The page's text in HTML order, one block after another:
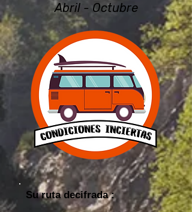
Abril - Octubre
Su ruta decifrada :